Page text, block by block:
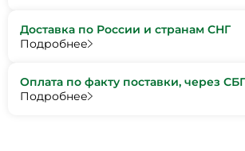
Доставка по России и странам СНГ
Подробнее
Оплата по факту поставки, через
Подробнее